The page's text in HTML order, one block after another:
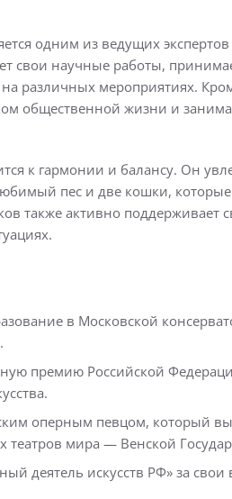
одним из ведущих экспертов
свои научные работы,
различных мероприятиях.
общественной жизни и
к гармонии и балансу. Он
пес и две кошки,
также активно поддерживает
в Московской
премию Российской
оперным певцом, который
мира — Венской
деятель искусств РФ» за